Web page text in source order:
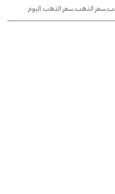
,سعر الذهب,سعر الذهب اليوم